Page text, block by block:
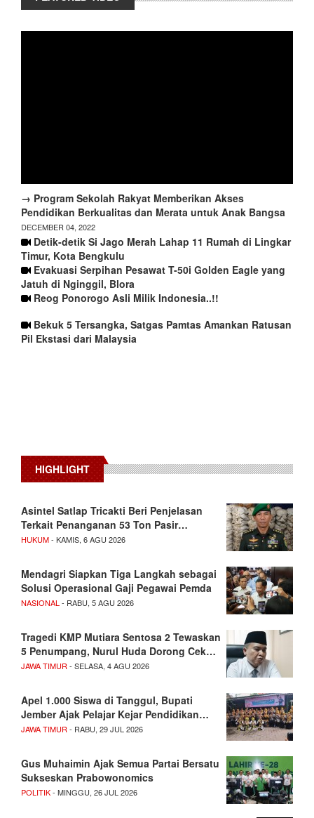
→ Program Sekolah Rakyat Memberikan Akses
Pendidikan Berkualitas dan Merata untuk Anak Bangsa
DECEMBER 04, 2022
Detik-detik Si Jago Merah Lahap 11 Rumah di Lingkar
Timur, Kota Bengkulu
Evakuasi Serpihan Pesawat T-50i Golden Eagle yang
Jatuh di Nginggil, Blora
Reog Ponorogo Asli Milik Indonesia..!!
Bekuk 5 Tersangka, Satgas Pamtas Amankan Ratusan
Pil Ekstasi dari Malaysia
HIGHLIGHT
Asintel Satlap Tricakti Beri Penjelasan
Terkait Penanganan 53 Ton Pasir…
HUKUM- KAMIS, 6 AGU 2026
Mendagri Siapkan Tiga Langkah sebagai
Solusi Operasional Gaji Pegawai Pemda
NASIONAL - RABU, 5 AGU 2026
Tragedi KMP Mutiara Sentosa 2 Tewaskan
5 Penumpang, Nurul Huda Dorong Cek…
JAWA TIMUR - SELASA, 4 AGU 2026
Apel 1.000 Siswa di Tanggul, Bupati
Jember Ajak Pelajar Kejar Pendidikan…
JAWA TIMUR - RABU, 29 JUL 2026
Gus Muhaimin Ajak Semua Partai Bersatu
Sukseskan Prabowonomics
POLITIK- MINGGU, 26 JUL 2026